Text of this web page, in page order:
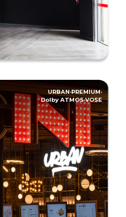
URBAN·PREMIUM·
Dolby ATMOS·VOSE